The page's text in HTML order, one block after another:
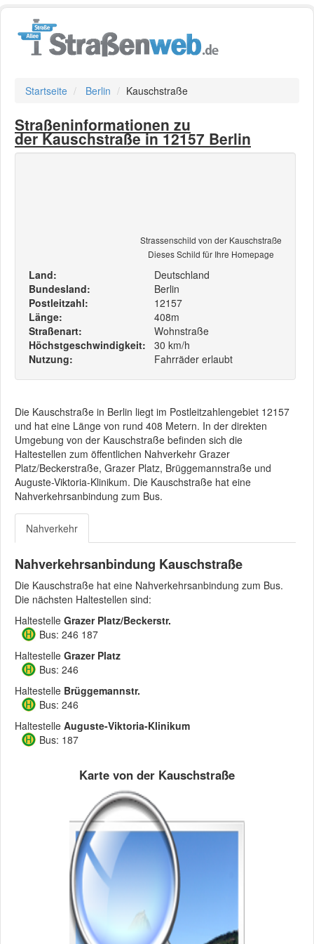
Startseite Berlin Kauschstraße
Straßeninformationen zu
der Kauschstraße in 12157 Berlin
Strassenschild von der Kauschstraße
Dieses Schild für Ihre Homepage
Land:
Deutschland
Bundesland:
Berlin
Postleitzahl:
12157
Länge:
408m
Straßenart:
Wohnstraße
Höchstgeschwindigkeit:
30 km/h
Nutzung:
Fahrräder erlaubt
Die Kauschstraße in Berlin liegt im Postleitzahlengebiet 12157
und hat eine Länge von rund 408 Metern. In der direkten
Umgebung von der Kauschstraße befinden sich die
Haltestellen zum öffentlichen Nahverkehr Grazer
Platz/Beckerstraße, Grazer Platz, Brüggemannstraße und
Auguste-Viktoria-Klinikum. Die Kauschstraße hat eine
Nahverkehrsanbindung zum Bus.
Nahverkehr
Nahverkehrsanbindung Kauschstraße
Die Kauschstraße hat eine Nahverkehrsanbindung zum Bus.
Die nächsten Haltestellen sind:
Haltestelle Grazer Platz/Beckerstr.
Bus: 246 187
Haltestelle Grazer Platz
Bus: 246
Haltestelle Brüggemannstr.
Bus: 246
Haltestelle Auguste-Viktoria-Klinikum
Bus: 187
Karte von der Kauschstraße